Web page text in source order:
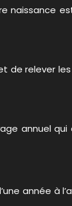
naissance
de relever
annuel qui
année à